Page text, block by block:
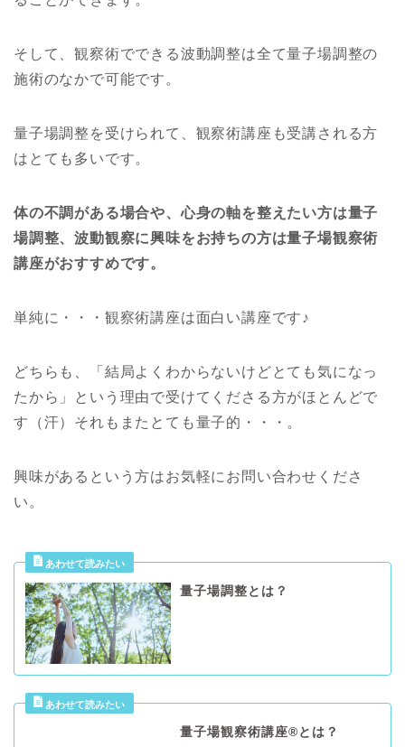
そして、観察術でできる波動調整は全て量子場調整の
施術のなかで可能です。
量子場調整を受けられて、観察術講座も受講される方
はとても多いです。
体の不調がある場合や、心身の軸を整えたい方は量子
場調整、波動観察に興味をお持ちの方は量子場観察術
講座がおすすめです。
単純に・・・観察術講座は面白い講座です♪
どちらも、「結局よくわからないけどとても気になっ
たから」という理由で受けてくださる方がほとんどで
す（汗）それもまたとても量子的・・・。
興味があるという方はお気軽にお問い合わせくださ
い。
量子場調整とは？
量子場観察術講座®️とは？